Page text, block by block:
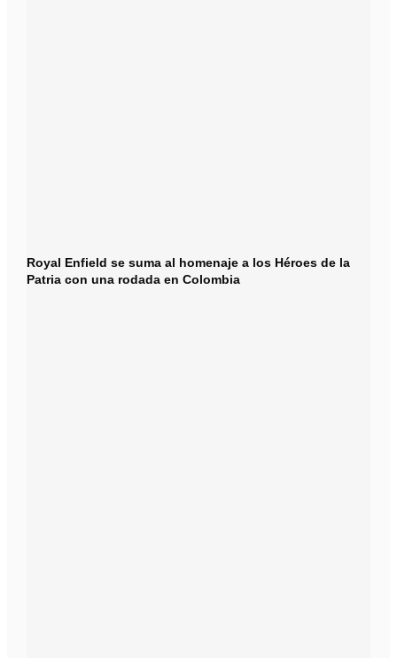
Royal Enfield se suma al homenaje a los Héroes de la
Patria con una rodada en Colombia